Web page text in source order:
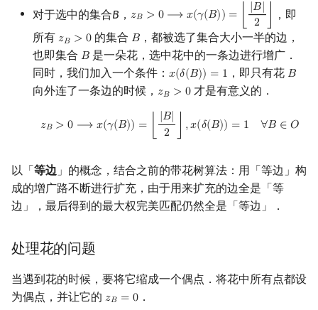
对于选中的集合B ， 𝑧𝐵 > 0 ⟶ 𝑥(𝛾(𝐵)) = |𝐵|
2
zB >0 ⟶x(γ (B))=⌊|B| 2⌋
，即
所有 𝑧𝐵 > 0
zB >0 的集合 𝐵
B，都被选了集合大小一半的边，
也即集合 𝐵
B 是一朵花，选中花中的一条边进行增广．
同时，我们加入一个条件： 𝑥(𝛿(𝐵)) = 1
x(δ(B))= 1 ，即只有花 𝐵
B
向外连了一条边的时候， 𝑧𝐵 > 0
zB >0 才是有意义的．
𝑧𝐵 > 0 ⟶ 𝑥(𝛾(𝐵)) = |𝐵|
2
,𝑥(𝛿(𝐵)) = 1 ∀𝐵 ∈ 𝑂
⟶x(γ ( B| δ (B))= ∈ O
以「等边 」的概念，结合之前的带花树算法：用「等边」构
成的增广路不断进行扩充，由于用来扩充的边全是「等
边」，最后得到的最大权完美匹配仍然全是「等边」．
处理花的问题
当遇到花的时候，要将它缩成一个偶点．将花中所有点都设
为偶点，并让它的 𝑧𝐵 = 0
zB =0 ．